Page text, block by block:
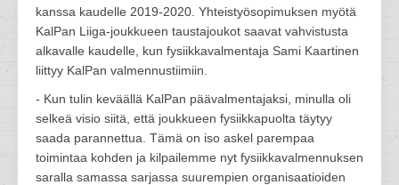
kanssa kaudelle 2019-2020. Yhteistyösopimuksen myötä
KalPan Liiga-joukkueen taustajoukot saavat vahvistusta
alkavalle kaudelle, kun fysiikkavalmentaja Sami Kaartinen
liittyy KalPan valmennustiimiin.
- Kun tulin keväällä KalPan päävalmentajaksi, minulla oli
selkeä visio siitä, että joukkueen fysiikkapuolta täytyy
saada parannettua. Tämä on iso askel parempaa
toimintaa kohden ja kilpailemme nyt fysiikkavalmennuksen
saralla samassa sarjassa suurempien organisaatioiden